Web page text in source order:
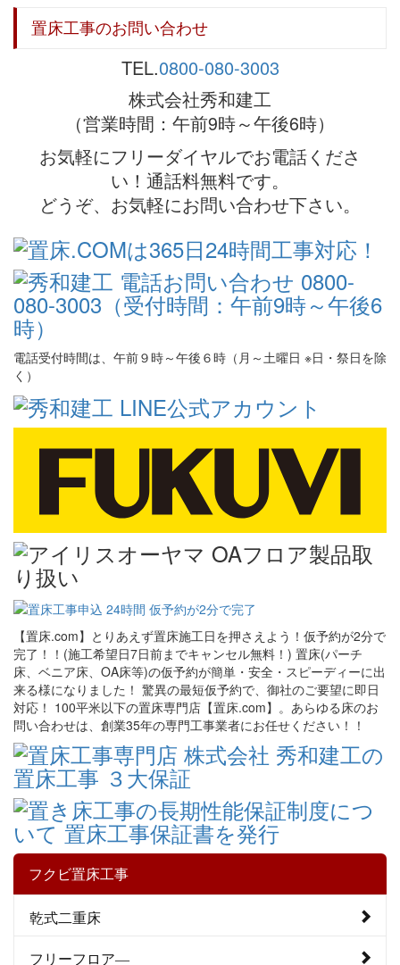
置床工事のお問い合わせ
TEL.0800-080-3003
株式会社秀和建工
（営業時間：午前9時～午後6時）
お気軽にフリーダイヤルでお電話くださ
い！通話料無料です。
どうぞ、お気軽にお問い合わせ下さい。
電話受付時間は、午前９時～午後６時（月～土曜日 ※日・祭日を除
く）
【置床.com】とりあえず置床施工日を押さえよう！仮予約が2分で
完了！！(施工希望日7日前までキャンセル無料！) 置床(パーチ
床、ベニア床、OA床等)の仮予約が簡単・安全・スピーディーに出
来る様になりました！ 驚異の最短仮予約で、御社のご要望に即日
対応！ 100平米以下の置床専門店【置床.com】。あらゆる床のお
問い合わせは、創業35年の専門工事業者にお任せください！！
フクビ置床工事
乾式二重床
フリーフロア―